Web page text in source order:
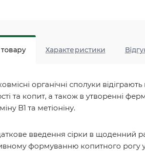
Характеристики
органічні сполуки
та копит, а також в утворенні
B1 та метіоніну.
введення сірки в щоденний
формуванню копитного рогу